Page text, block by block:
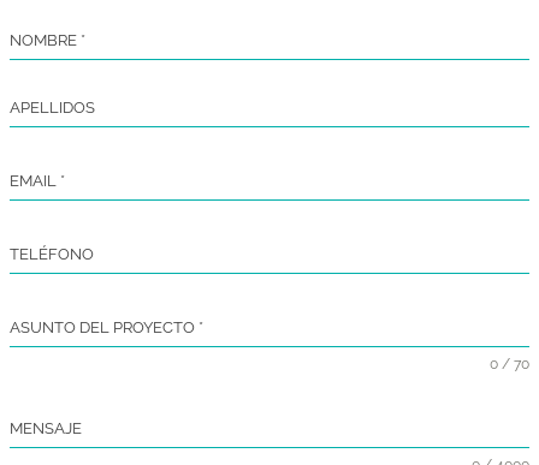
NOMBRE *
APELLIDOS
EMAIL *
TELÉFONO
ASUNTO DEL PROYECTO *
0 / 70
MENSAJE